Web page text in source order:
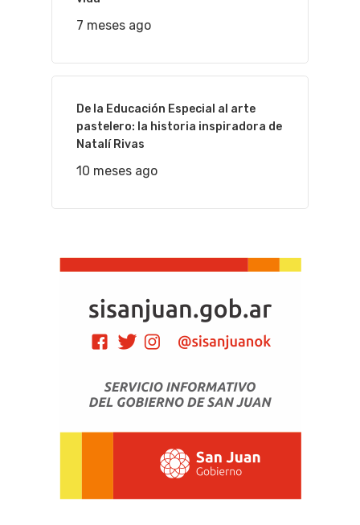
7 meses ago
De la Educación Especial al arte
pastelero: la historia inspiradora de
Natalí Rivas
10 meses ago